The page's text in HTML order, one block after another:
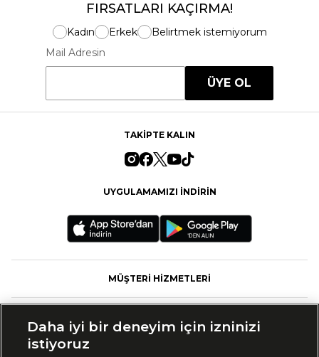
FIRSATLARI KAÇIRMA!
Kadın Erkek
Belirtmek istemiyorum
Mail Adresin
ÜYE OL
TAKİPTE KALIN
UYGULAMAMIZI İNDİRİN
MÜŞTERİ HİZMETLERİ
Daha iyi bir deneyim için izninizi
istiyoruz